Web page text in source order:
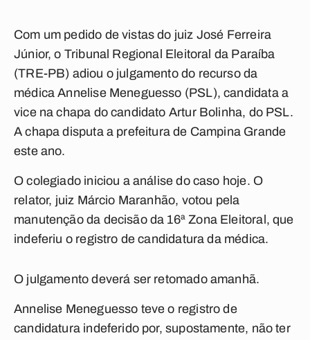
Com um pedido de vistas do juiz José Ferreira
Júnior, o Tribunal Regional Eleitoral da Paraíba
(TRE-PB) adiou o julgamento do recurso da
médica Annelise Meneguesso (PSL), candidata a
vice na chapa do candidato Artur Bolinha, do PSL.
A chapa disputa a prefeitura de Campina Grande
este ano.
O colegiado iniciou a análise do caso hoje. O
relator, juiz Márcio Maranhão, votou pela
manutenção da decisão da 16ª Zona Eleitoral, que
indeferiu o registro de candidatura da médica.
O julgamento deverá ser retomado amanhã.
Annelise Meneguesso teve o registro de
candidatura indeferido por, supostamente, não ter